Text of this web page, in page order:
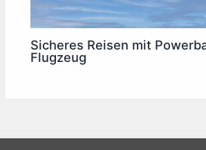
Sicheres Reisen mit
Flugzeug